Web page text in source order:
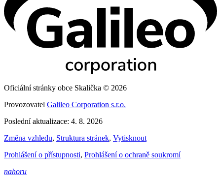
Oficiální stránky obce Skalička © 2026
Provozovatel Galileo Corporation s.r.o.
Poslední aktualizace: 4. 8. 2026
Změna vzhledu, Struktura stránek, Vytisknout
Prohlášení o přístupnosti, Prohlášení o ochraně soukromí
nahoru